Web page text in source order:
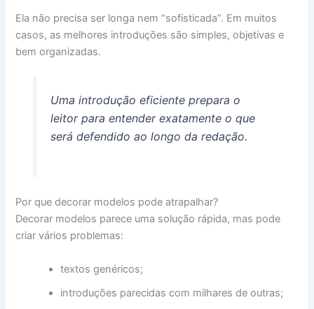
Ela não precisa ser longa nem “sofisticada”. Em muitos
casos, as melhores introduções são simples, objetivas e
bem organizadas.
Uma introdução eficiente prepara o
leitor para entender exatamente o que
será defendido ao longo da redação.
Por que decorar modelos pode atrapalhar?
Decorar modelos parece uma solução rápida, mas pode
criar vários problemas:
textos genéricos;
introduções parecidas com milhares de outras;